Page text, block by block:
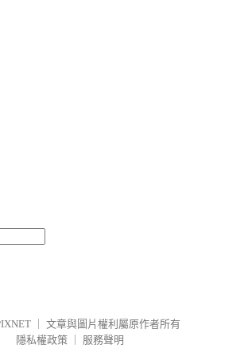
文章與圖片權利屬原作者所有
隱私權政策
服務聲明